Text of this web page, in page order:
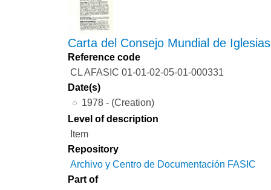
Carta del Consejo Mundial de Iglesias
Reference code
CL AFASIC 01-01-02-05-01-000331
Date(s)
1978 - (Creation)
Level of description
Item
Repository
Archivo y Centro de Documentación FASIC
Part of